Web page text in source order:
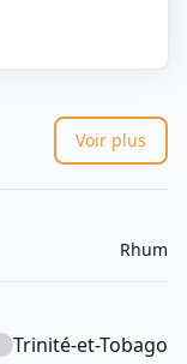
Voir plus
Rhum
Trinité-et-Tobago